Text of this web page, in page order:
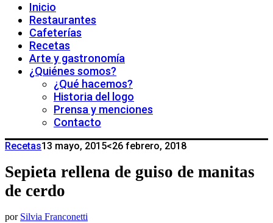
Inicio
Restaurantes
Cafeterías
Recetas
Arte y gastronomía
¿Quiénes somos?
¿Qué hacemos?
Historia del logo
Prensa y menciones
Contacto
Recetas13 mayo, 2015<26 febrero, 2018
Sepieta rellena de guiso de manitas
de cerdo
por Silvia Franconetti